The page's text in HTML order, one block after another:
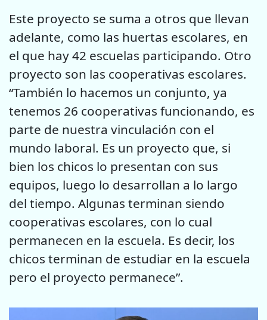
Este proyecto se suma a otros que llevan
adelante, como las huertas escolares, en
el que hay 42 escuelas participando. Otro
proyecto son las cooperativas escolares.
“También lo hacemos un conjunto, ya
tenemos 26 cooperativas funcionando, es
parte de nuestra vinculación con el
mundo laboral. Es un proyecto que, si
bien los chicos lo presentan con sus
equipos, luego lo desarrollan a lo largo
del tiempo. Algunas terminan siendo
cooperativas escolares, con lo cual
permanecen en la escuela. Es decir, los
chicos terminan de estudiar en la escuela
pero el proyecto permanece”.